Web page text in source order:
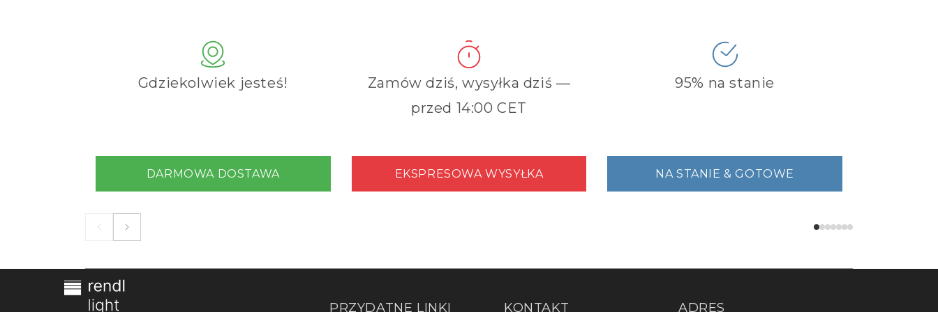
Gdziekolwiek jesteś!
DARMOWA DOSTAWA
Zamów dziś, wysyłka dziś —
przed 14:00 CET
EKSPRESOWA WYSYŁKA
95% na stanie
NA STANIE & GOTOWE
PRZYDATNE LINKI KONTAKT ADRES